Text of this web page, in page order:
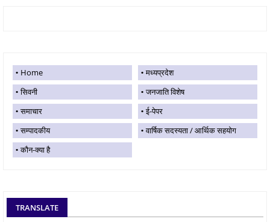
Home
मध्यप्रदेश
सिवनी
जनजाति विशेष
समाचार
ई-पेपर
सम्पादकीय
वार्षिक सदस्यता / आर्थिक सहयोग
कौन-क्या है
TRANSLATE